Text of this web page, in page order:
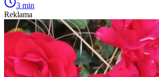
3 min
Reklama